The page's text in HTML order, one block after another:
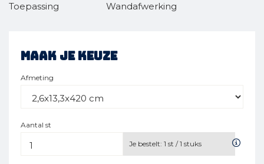
Toepassing
Wandafwerking
Maak je keuze
Afmeting
Aantal st
Je bestelt: 1 st /1 stuks